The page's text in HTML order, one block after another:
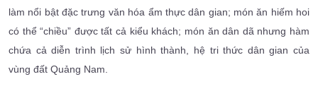
làm nổi bật đặc trưng văn hóa ẩm thực dân gian; món ăn hiếm hoi
có thể “chiều” được tất cả kiểu khách; món ăn dân dã nhưng hàm
chứa cả diễn trình lịch sử hình thành, hệ tri thức dân gian của
vùng đất Quảng Nam.